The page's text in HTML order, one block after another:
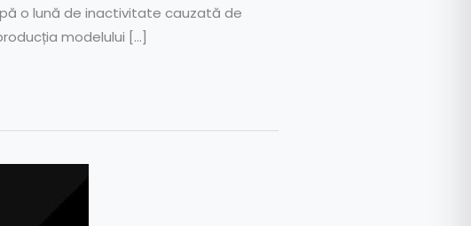
o lună de inactivitate cauzată de
modelului […]